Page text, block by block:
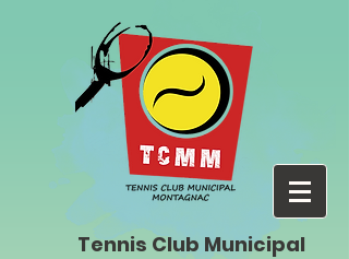
Tennis Club Municipal